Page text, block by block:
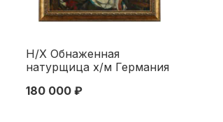
Н/Х Обнаженная
натурщица х/м Германия
1950 гг
180 000 ₽